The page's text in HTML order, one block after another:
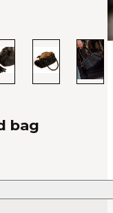
bag